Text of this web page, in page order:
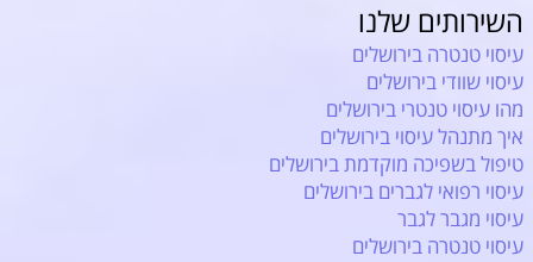
השירותים שלנו
עיסוי טנטרה בירושלים
עיסוי שוודי בירושלים
מהו עיסוי טנטרי בירושלים
איך מתנהל עיסוי בירושלים
טיפול בשפיכה מוקדמת בירושלים
עיסוי רפואי לגברים בירושלים
עיסוי מגבר לגבר
עיסוי טנטרה בירושלים